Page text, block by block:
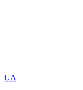
UA